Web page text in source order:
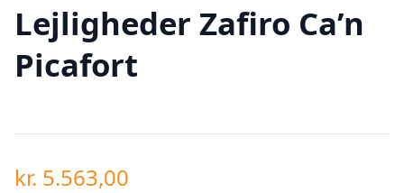
Lejligheder Zafiro Ca’n
Picafort
kr. 5.563,00